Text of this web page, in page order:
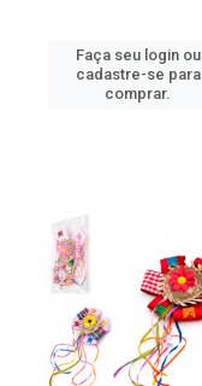
Faça seu login ou
cadastre-se para
comprar.